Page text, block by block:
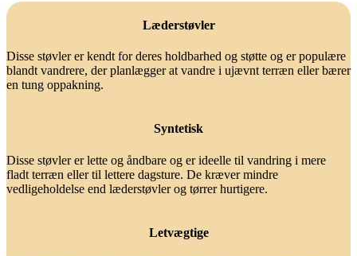
Læderstøvler
Disse støvler er kendt for deres holdbarhed og støtte og er populære
blandt vandrere, der planlægger at vandre i ujævnt terræn eller bærer
en tung oppakning.
Syntetisk
Disse støvler er lette og åndbare og er ideelle til vandring i mere
fladt terræn eller til lettere dagsture. De kræver mindre
vedligeholdelse end læderstøvler og tørrer hurtigere.
Letvægtige